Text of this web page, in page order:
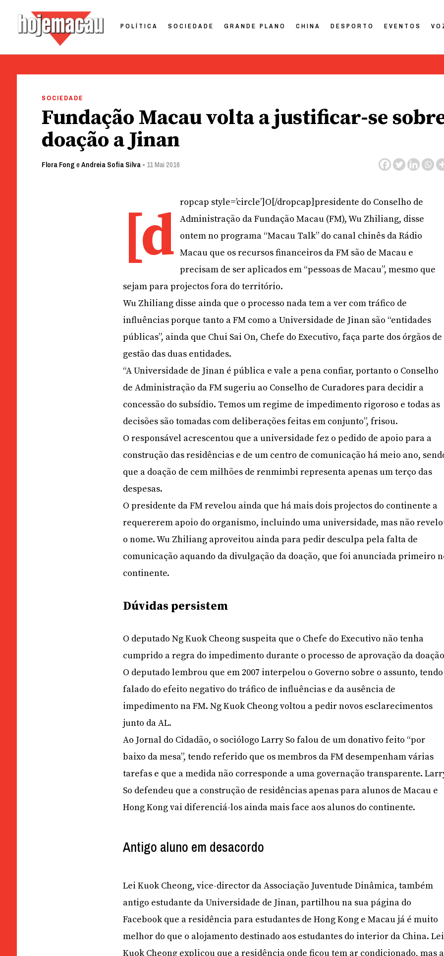
POLÍTICA SOCIEDADE GRANDE PLANO CHINA DESPORTO EVENTOS
SOCIEDADE
Fundação Macau volta a justificar-se
doação a Jinan
Flora FongeAndreia Sofia Silva- 11 Mai 2016
[d ropcap style=’circle’]O[/dropcap]presidente do Conselho de
Administração da Fundação Macau (FM), Wu Zhiliang, disse
ontem no programa “Macau Talk” do canal chinês da Rádio
Macau que os recursos financeiros da FM são de Macau e
precisam de ser aplicados em “pessoas de Macau”, mesmo que
sejam para projectos fora do território.
Wu Zhiliang disse ainda que o processo nada tem a ver com tráfico de
influências porque tanto a FM como a Universidade de Jinan são “entidades
públicas”, ainda que Chui Sai On, Chefe do Executivo, faça parte dos órgãos de
gestão das duas entidades.
“A Universidade de Jinan é pública e vale a pena confiar, portanto o Conselho
de Administração da FM sugeriu ao Conselho de Curadores para decidir a
concessão do subsídio. Temos um regime de impedimento rigoroso e todas as
decisões são tomadas com deliberações feitas em conjunto”, frisou.
O responsável acrescentou que a universidade fez o pedido de apoio para a
construção das residências e de um centro de comunicação há meio ano,
que a doação de cem milhões de renmimbi representa apenas um terço das
despesas.
O presidente da FM revelou ainda que há mais dois projectos do continente a
requererem apoio do organismo, incluindo uma universidade, mas não
o nome. Wu Zhiliang aproveitou ainda para pedir desculpa pela falta de
comunicação aquando da divulgação da doação, que foi anunciada primeiro
continente.
Dúvidas persistem
O deputado Ng Kuok Cheong suspeita que o Chefe do Executivo não tenha
cumprido a regra do impedimento durante o processo de aprovação da
O deputado lembrou que em 2007 interpelou o Governo sobre o assunto, tendo
falado do efeito negativo do tráfico de influências e da ausência de
impedimento na FM. Ng Kuok Cheong voltou a pedir novos esclarecimentos
junto da AL.
Ao Jornal do Cidadão, o sociólogo Larry So falou de um donativo feito “por
baixo da mesa”, tendo referido que os membros da FM desempenham várias
tarefas e que a medida não corresponde a uma governação transparente.
So defendeu que a construção de residências apenas para alunos de Macau e
Hong Kong vai diferenciá-los ainda mais face aos alunos do continente.
Antigo aluno em desacordo
Lei Kuok Cheong, vice-director da Associação Juventude Dinâmica, também
antigo estudante da Universidade de Jinan, partilhou na sua página do
Facebook que a residência para estudantes de Hong Kong e Macau já é muito
melhor do que o alojamento destinado aos estudantes do interior da China. Lei
Kuok Cheong explicou que a residência onde ficou tem ar condicionado, mas a